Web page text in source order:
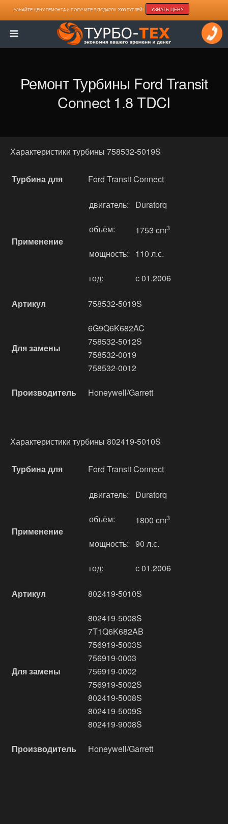
УЗНАЙТЕ ЦЕНУ РЕМОНТА И ПОЛУЧИТЕ В ПОДАРОК 2000 РУБЛЕЙ! УЗНАТЬ ЦЕНУ
Ремонт Турбины Ford Transit
Connect 1.8 TDCI
Характеристики турбины 758532-5019S
Турбина для Ford Transit Connect
Применение
двигатель: Duratоrq
объём: 1753 cm3
мощность: 110 л.с.
год: с 01.2006
Артикул 758532-5019S
Для замены
6G9Q6K682AC
758532-5012S
758532-0019
758532-0012
Производитель Honeywell/Garrett
Характеристики турбины 802419-5010S
Турбина для Ford Transit Connect
Применение
двигатель: Duratоrq
объём: 1800 cm3
мощность: 90 л.с.
год: с 01.2006
Артикул 802419-5010S
Для замены
802419-5008S
7T1Q6K682AB
756919-5003S
756919-0003
756919-0002
756919-5002S
802419-5008S
802419-5009S
802419-9008S
Производитель Honeywell/Garrett